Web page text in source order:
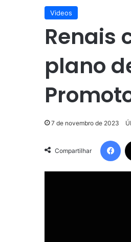
Videos
Renais
plano
7 de novembro de 2023
Compartilhar